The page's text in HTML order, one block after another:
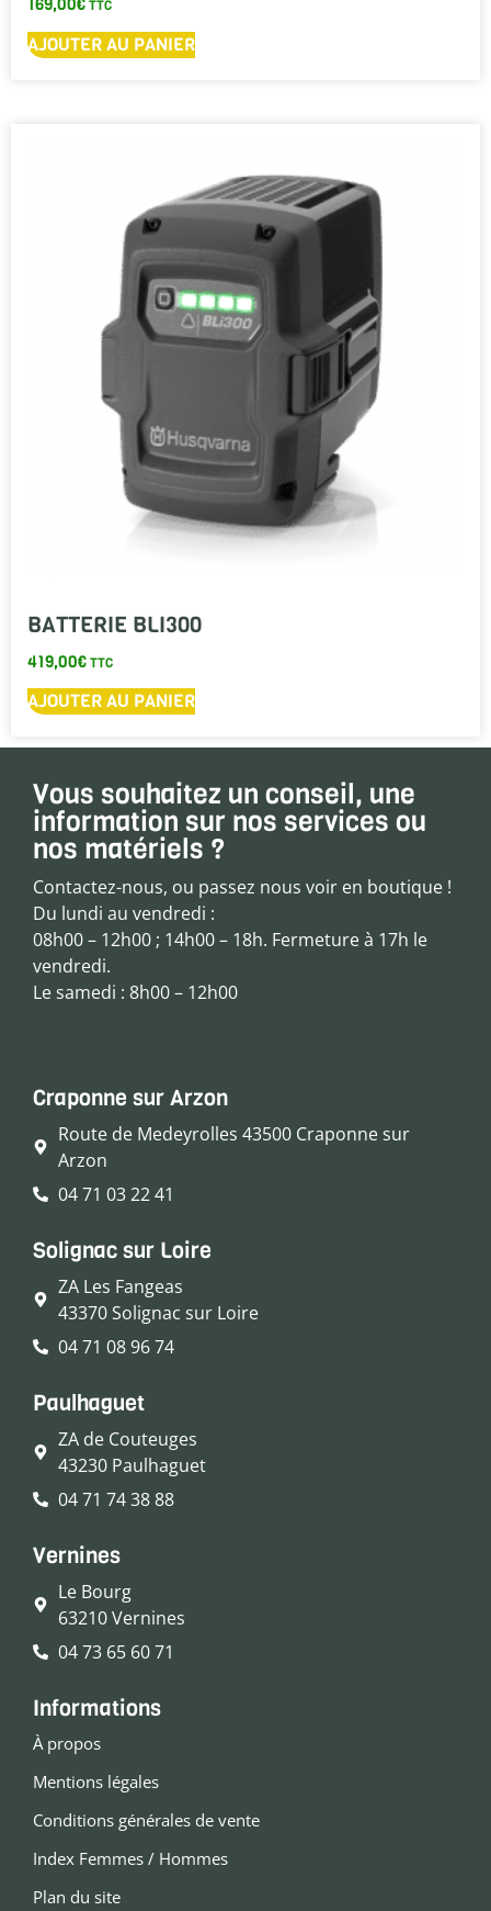
169,00€TTC
AJOUTER AU PANIER
BATTERIE BLI300
419,00€TTC
AJOUTER AU PANIER
Vous souhaitez un conseil, une
information sur nos services ou
nos matériels ?
Contactez-nous, ou passez nous voir en boutique !
Du lundi au vendredi :
08h00 – 12h00 ; 14h00 – 18h. Fermeture à 17h le
vendredi.
Le samedi : 8h00 – 12h00
Craponne sur Arzon
Route de Medeyrolles 43500 Craponne sur
Arzon
04 71 03 22 41
Solignac sur Loire
ZA Les Fangeas
43370 Solignac sur Loire
04 71 08 96 74
Paulhaguet
ZA de Couteuges
43230 Paulhaguet
04 71 74 38 88
Vernines
Le Bourg
63210 Vernines
04 73 65 60 71
Informations
À propos
Mentions légales
Conditions générales de vente
Index Femmes / Hommes
Plan du site